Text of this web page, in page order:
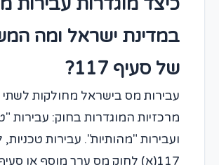
במדינת ישראל ומה
של סעיף 117?
עבירות מס בישראל מחולקות לשתי
מרכזיות המוגדרות בחוק: עבירות
ועבירות "מהותיות". עבירות טכניות,